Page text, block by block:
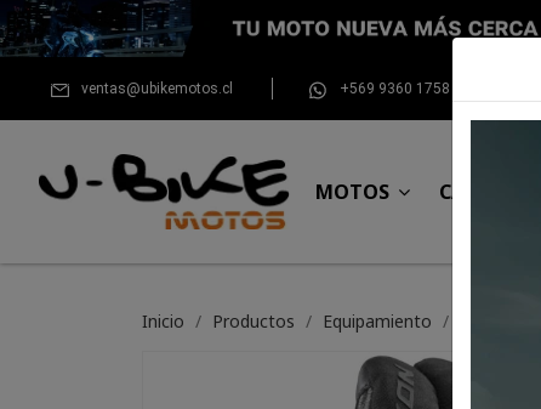
ventas@ubikemotos.cl +569 9360 1758
MOTOS CASCOS
Inicio Productos Equipamiento